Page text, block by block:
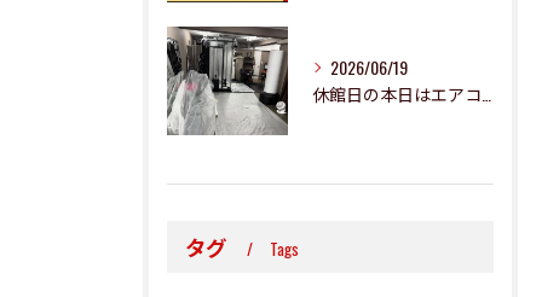
2026/06/19
タグ Tags